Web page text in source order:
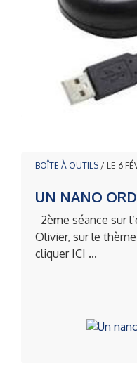
BOÎTE À OUTILS / LE 6
UN NANO
2ème séance sur
Olivier, sur le
cliquer ICI ...